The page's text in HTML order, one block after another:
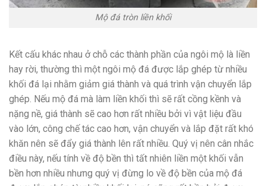
Mộ đá tròn liền khối
Kết cấu khác nhau ở chỗ các thành phần của ngôi mộ là liền
hay rời, thường thì một ngôi mộ đá được lắp ghép từ nhiều
khối đá lại nhằm giảm giá thành và quá trình vận chuyển lắp
ghép. Nếu mộ đá mà làm liền khối thì sẽ rất cồng kềnh và
nặng nề, giá thành sẽ cao hơn rất nhiều bởi vì vật liệu đầu
vào lớn, công chế tác cao hơn, vận chuyển và lắp đặt rất khó
khăn nên sẽ đẩy giá thành lên rất nhiều. Quý vị nên cân nhắc
điều này, nếu tính về độ bền thì tất nhiên liền một khối vẫn
bền hơn nhiều nhưng quý vị đừng lo về độ bền của mộ đá